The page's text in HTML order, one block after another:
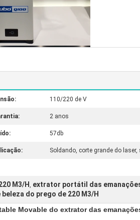
110/220 de V
2 anos
57db
Soldando, corte grande do
M3/H , extrator portátil das
do prego de 220 M3/H
Movable do extrator das